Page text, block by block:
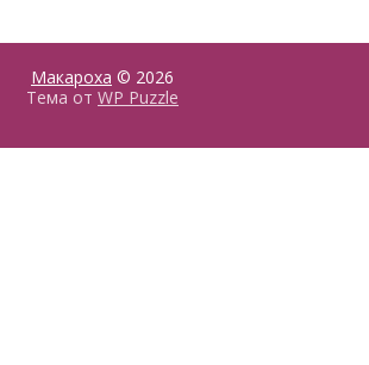
Макароха © 2026
Тема от WP Puzzle